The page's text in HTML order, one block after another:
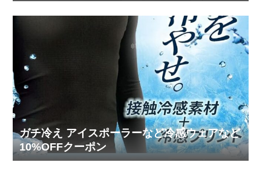
ガチ冷え アイスポーラーなど冷感ウェアなど
10%OFFクーポン